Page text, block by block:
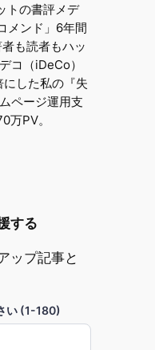
トの書評メデ
メンド」6年間
も読者もハッ
コ（iDeCo）
した私の『失
ページ運用支
万PV。
する
ップ記事と
い (1-180)